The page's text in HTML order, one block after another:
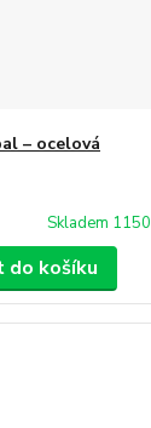
– ocelová
Skladem 1150
do košíku